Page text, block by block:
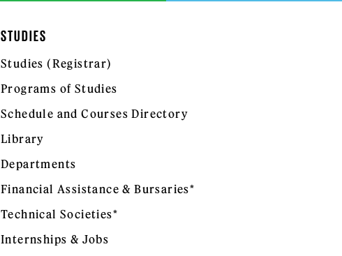
STUDIES
Studies (Registrar)
Programs of Studies
Schedule and Courses Directory
Library
Departments
Financial Assistance & Bursaries*
Technical Societies*
Internships & Jobs